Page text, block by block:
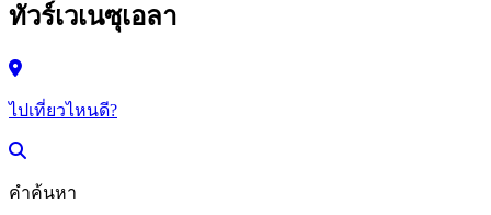
ทัวร์เวเนซุเอลา
ไปเที่ยวไหนดี?
คำค้นหา